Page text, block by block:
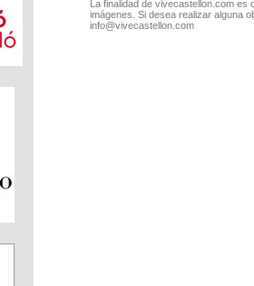
La finalidad de vivecastellon.com
imágenes. Si desea realizar alguna
info@vivecastellon.com